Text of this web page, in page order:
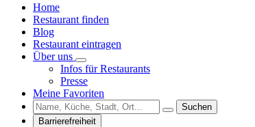
Home
Restaurant finden
Blog
Restaurant eintragen
Über uns
Infos für Restaurants
Presse
Meine Favoriten
Suchen
Barrierefreiheit